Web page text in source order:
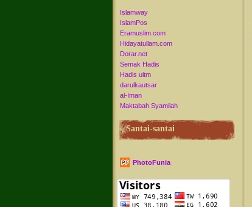
Islamway
IslamPos
Eramuslim.com
Hidayatullam.com
Dorar.net
Semak Hadis
Hadis uitm
darulkautsar
al-Iman
Maktabah Syamilah
Santai-santai
PhotoFunia